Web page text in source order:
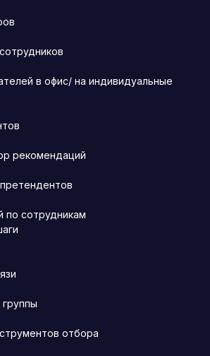
в офис/ на индивидуальные
рекомендаций
по сотрудникам
отбора